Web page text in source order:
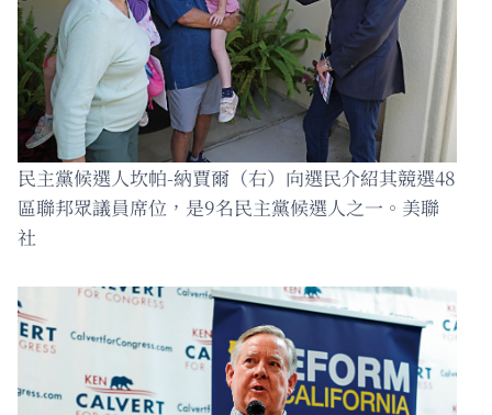
民主黨候選人坎帕-納賈爾（右）向選民介紹其競選48
區聯邦眾議員席位，是9名民主黨候選人之一。美聯
社